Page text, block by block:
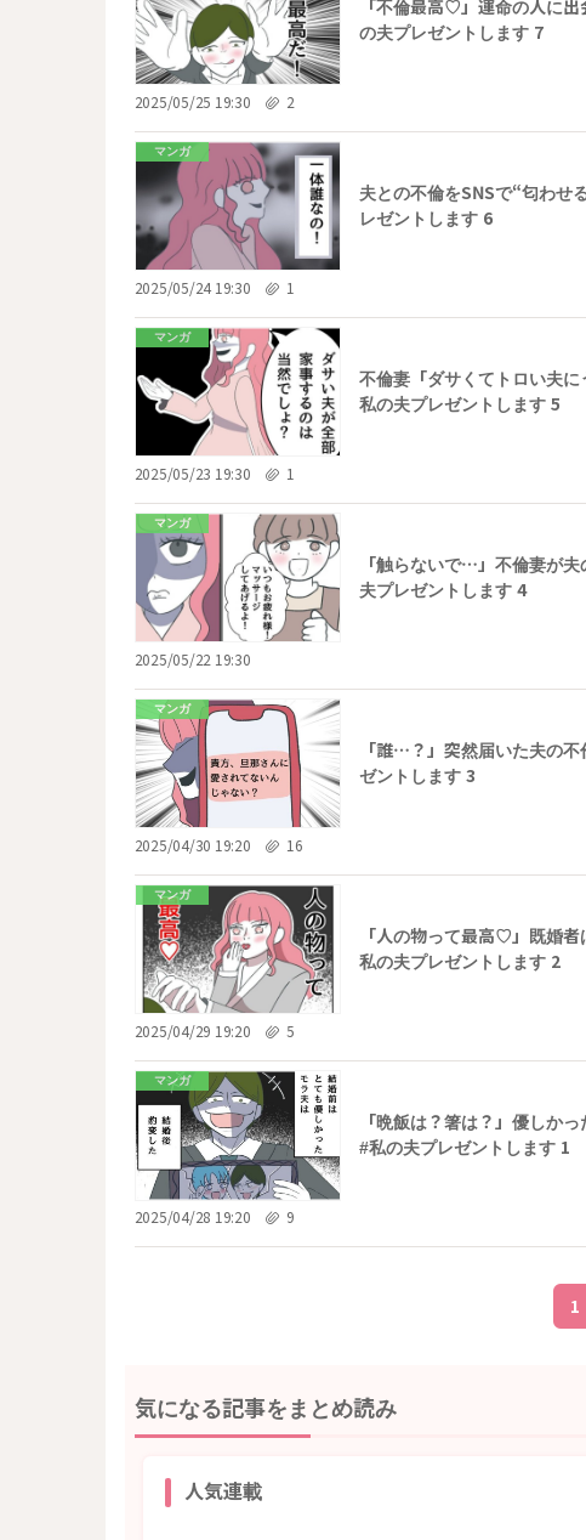
「不倫最高♡」運命の人に
の夫プレゼントします 7
2025/05/25 19:30 2
マンガ
夫との不倫をSNSで“匂わせ
レゼントします 6
2025/05/24 19:30 1
マンガ
不倫妻「ダサくてトロい夫
私の夫プレゼントします 5
2025/05/23 19:30 1
マンガ
「触らないで…」不倫妻が
夫プレゼントします 4
2025/05/22 19:30
マンガ
「誰…？」突然届いた夫の
ゼントします 3
2025/04/30 19:20 16
マンガ
「人の物って最高♡」既婚
私の夫プレゼントします 2
2025/04/29 19:20 5
マンガ
「晩飯は？箸は？」優しか
#私の夫プレゼントします 1
2025/04/28 19:20 9
1
気になる記事をまとめ読み
人気連載